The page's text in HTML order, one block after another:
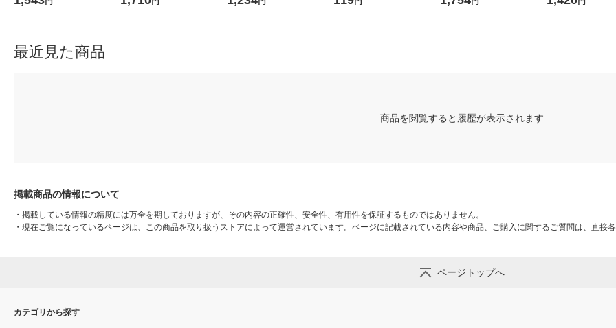
最近見た商品
商品を閲覧すると履歴が表示されます
掲載商品の情報について
・ 掲載している情報の精度には万全を期しておりますが、その内容の正確性、安全性、有用性を保証するものではありません。
・ 現在ご覧になっているページは、この商品を取り扱うストアによって運営されています。ページに記載されている内容や商品、ご購入に関するご質問は、直接
ページトップへ
カテゴリから探す